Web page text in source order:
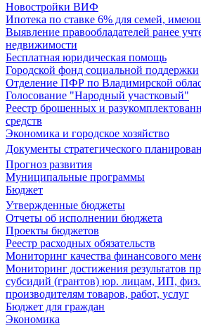
Новостройки ВИФ
Ипотека по ставке 6% для семей,
Выявление правообладателей ранее
недвижимости
Бесплатная юридическая помощь
Городской фонд социальной поддержки
Отделение ПФР по Владимирской
Голосование "Народный участковый"
Реестр брошенных и
средств
Экономика и городское хозяйство
Документы стратегического
Прогноз развития
Муниципальные программы
Бюджет
Утвержденные бюджеты
Отчеты об исполнении бюджета
Проекты бюджетов
Реестр расходных обязательств
Мониторинг качества финансового
Мониторинг достижения результатов
субсидий (грантов) юр. лицам, ИП,
производителям товаров, работ, услуг
Бюджет для граждан
Экономика